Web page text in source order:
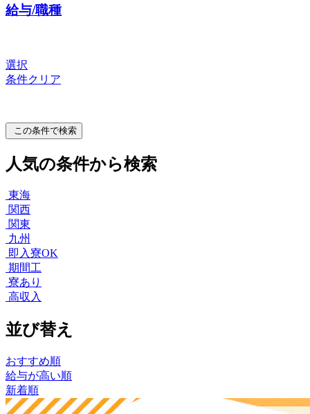
給与/職種
選択
条件クリア
この条件で検索
人気の条件から検索
東海
関西
関東
九州
即入寮OK
期間工
寮あり
高収入
並び替え
おすすめ順
給与が高い順
新着順